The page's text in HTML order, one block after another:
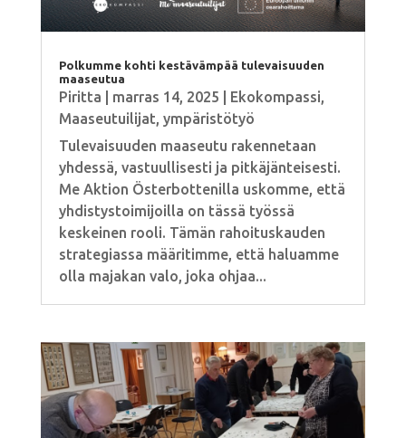
Polkumme kohti kestävämpää tulevaisuuden
maaseutua
Piritta marras 14, 2025 Ekokompassi,
Maaseutuilijat, ympäristötyö
Tulevaisuuden maaseutu rakennetaan
yhdessä, vastuullisesti ja pitkäjänteisesti.
Me Aktion Österbottenilla uskomme, että
yhdistystoimijoilla on tässä työssä
keskeinen rooli. Tämän rahoituskauden
strategiassa määritimme, että haluamme
olla majakan valo, joka ohjaa...